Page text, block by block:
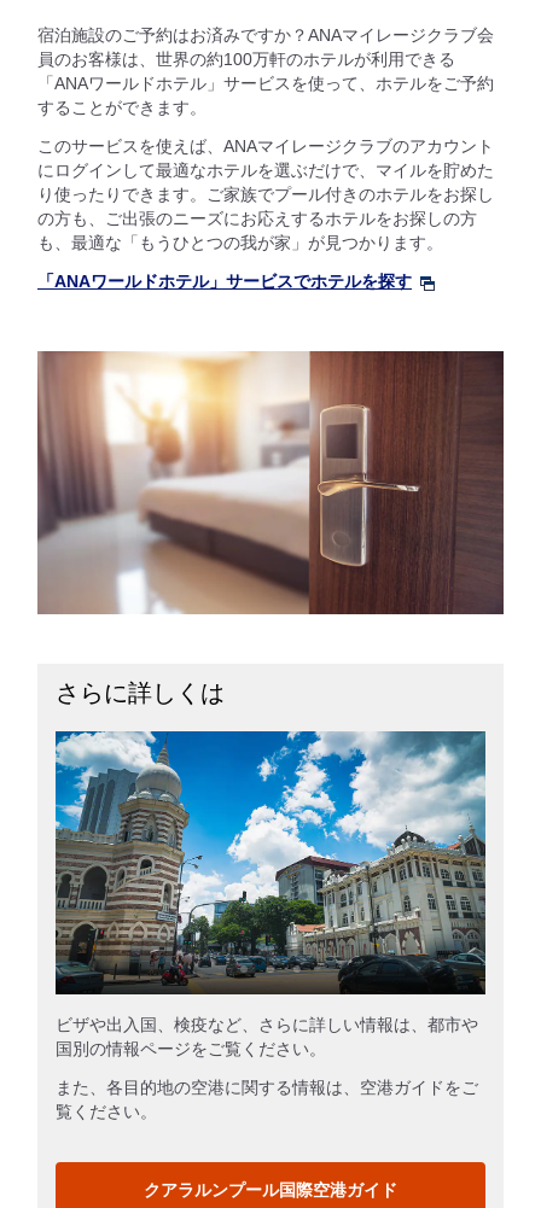
宿泊施設のご予約はお済みですか？ANAマイレージクラブ会
員のお客様は、世界の約100万軒のホテルが利用できる
「ANAワールドホテル」サービスを使って、ホテルをご予約
することができます。
このサービスを使えば、ANAマイレージクラブのアカウント
にログインして最適なホテルを選ぶだけで、マイルを貯めた
り使ったりできます。ご家族でプール付きのホテルをお探し
の方も、ご出張のニーズにお応えするホテルをお探しの方
も、最適な「もうひとつの我が家」が見つかります。
「ANAワールドホテル」サービスでホテルを探す
さらに詳しくは
ビザや出入国、検疫など、さらに詳しい情報は、都市や
国別の情報ページをご覧ください。
また、各目的地の空港に関する情報は、空港ガイドをご
覧ください。
クアラルンプール国際空港ガイド